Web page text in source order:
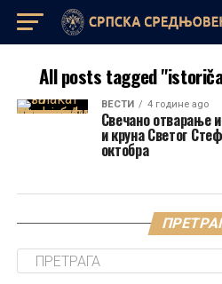
All posts tagged
ВЕСТИ 4 године ago
Свечано отварање
и круна Светог
октобра